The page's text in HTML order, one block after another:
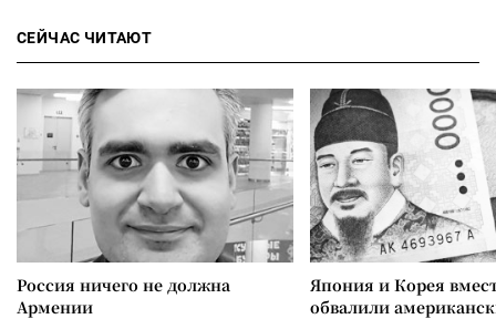
СЕЙЧАС ЧИТАЮТ
Россия ничего не должна
Армении
Япония и Корея
обвалили